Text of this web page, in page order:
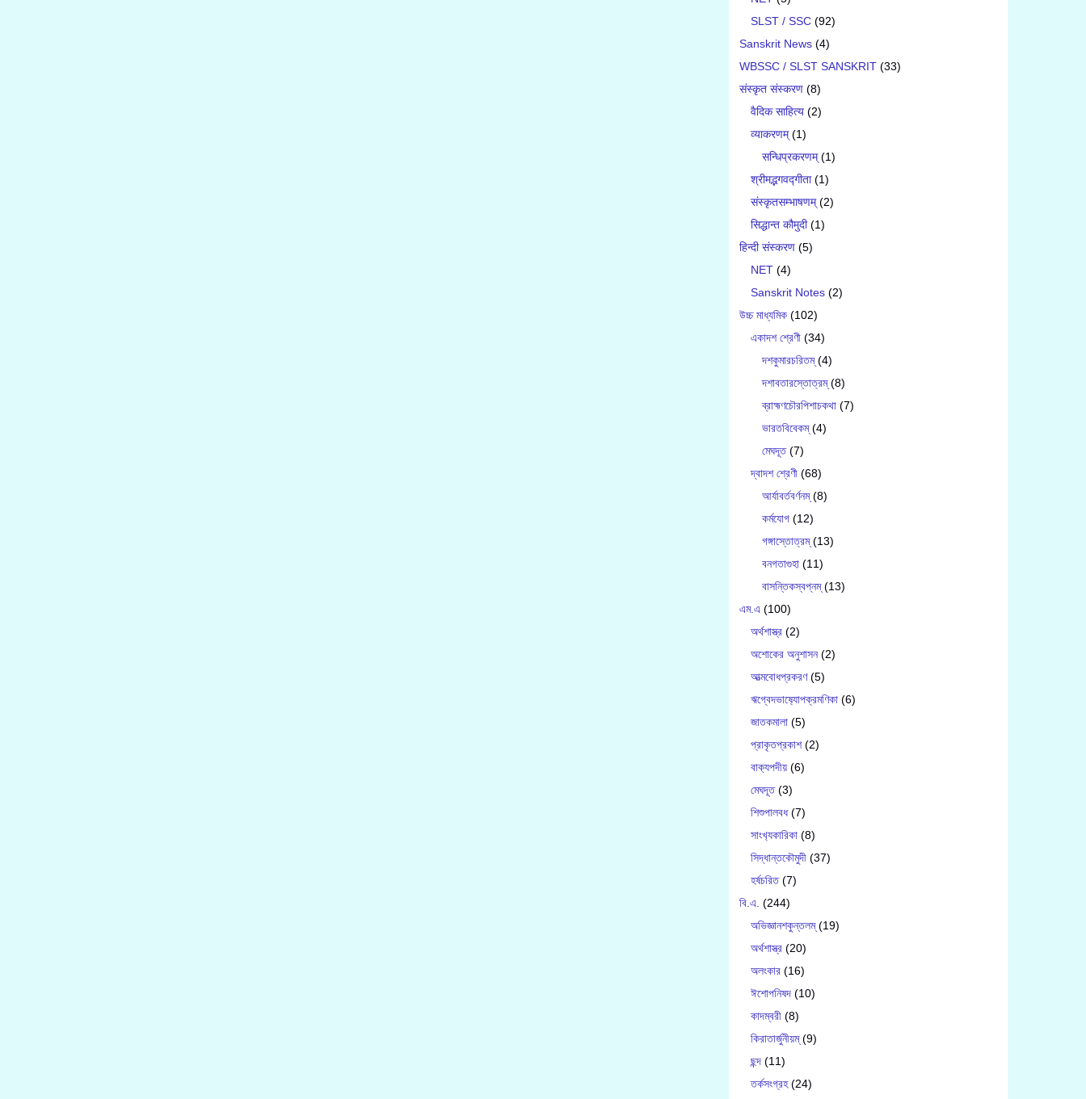
SLST / SSC (92)
Sanskrit News (4)
WBSSC / SLST SANSKRIT (33)
संस्कृत संस्करण (8)
वैदिक साहित्य (2)
व्याकरणम्(1)
सन्धिप्रकरणम्(1)
श्रीमद्भगवद्गीता(1)
संस्कृतसम्भाषणम्(2)
सिद्धान्त कौमुदी(1)
हिन्दी संस्करण (5)
NET (4)
Sanskrit Notes (2)
উচ্চ মাধ্যমিক (102)
একাদশ শ্রেণী (34)
দশকুমারচরিতম্(4)
দশাবতারস্তোত্রম্(8)
ব্রাহ্মণচৌরপিশাচকথা (7)
ভারতবিবেকম্(4)
মেঘদূত(7)
দ্বাদশ শ্রেণী (68)
আর্যাবর্তবর্ণনম্(8)
কর্মযোগ (12)
গঙ্গাস্তোত্রম্(13)
বনগতাগুহা (11)
বাসন্তিকস্বপ্নম্(13)
এম.এ (100)
অর্থশাস্ত্র (2)
অশোকের অনুশাসন(2)
আত্মবোধপ্রকরণ(5)
ঋগ্বেদভাষ‍্যোপক্রমণিকা (6)
জাতকমালা (5)
প্রাকৃতপ্রকাশ(2)
বাক‍্যপদীয় (6)
মেঘদূত(3)
শিশুপালবধ(7)
সাংখ‍্যকারিকা (8)
সিদ্ধান্তকৌমুদী (37)
হর্ষচরিত(7)
বি.এ. (244)
অভিজ্ঞানশকুন্তলম্(19)
অর্থশাস্ত্র (20)
অলংকার (16)
ঈশোপনিষদ (10)
কাদম্বরী (8)
কিরাতার্জুনীয়ম্(9)
ছন্দ (11)
তর্কসংগ্রহ(24)